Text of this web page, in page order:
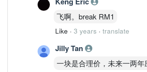
飞啊。break RM1
Like · 3 years · translate
Jilly Tan
一块是合理价，未来一两年